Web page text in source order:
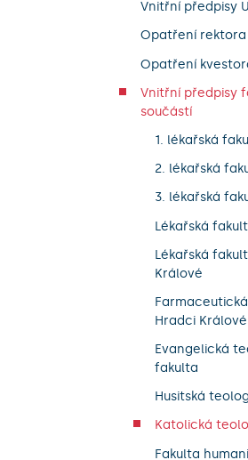
Vnitřní předpisy
Opatření rektora
Opatření
Vnitřní předpisy
součástí
1. lékařská
2. lékařská
3. lékařská
Lékařská
Lékařská
Králové
Hradci Králové
Evangelická
fakulta
Husitská
Katolická
Fakulta